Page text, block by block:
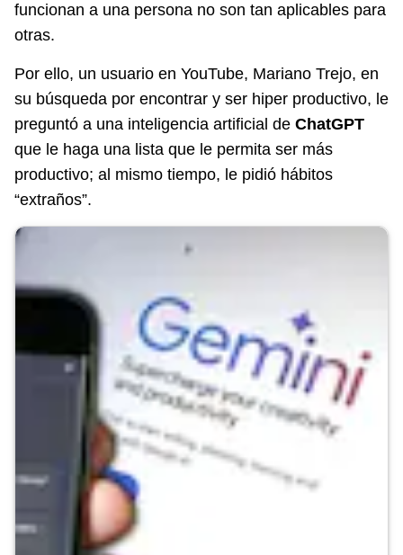
funcionan a una persona no son tan aplicables para
otras.
Por ello, un usuario en YouTube, Mariano Trejo, en
su búsqueda por encontrar y ser hiper productivo, le
preguntó a una inteligencia artificial de ChatGPT
que le haga una lista que le permita ser más
productivo; al mismo tiempo, le pidió hábitos
“extraños”.